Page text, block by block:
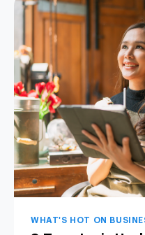
WHAT'S HOT ON